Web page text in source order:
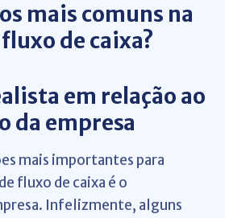
mais comuns na
de caixa?
em relação ao
da empresa
mais importantes para
fluxo de caixa é o
Infelizmente, alguns